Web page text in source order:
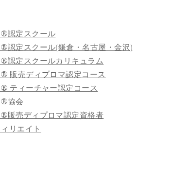
認定スクール
認定スクール(鎌倉・名古屋・金沢)
認定スクールカリキュラム
販売ディプロマ認定コース
ティーチャー認定コース
協会
販売ディプロマ認定資格者
リエイト